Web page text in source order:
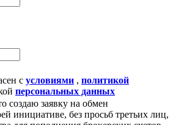
с условиями , политикой
персональных данных
создаю заявку на обмен
инициативе, без просьб третьих лиц,